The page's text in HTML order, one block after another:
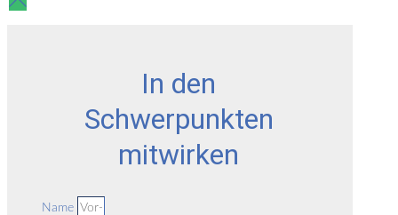
In den
Schwerpunkten
mitwirken
Name